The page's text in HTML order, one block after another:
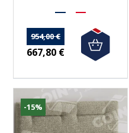
954,00 €
667,80 €
-15%